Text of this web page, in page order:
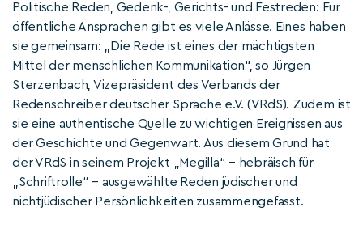
Politische Reden, Gedenk-, Gerichts- und Festreden: Für
öffentliche Ansprachen gibt es viele Anlässe. Eines haben
sie gemeinsam: „Die Rede ist eines der mächtigsten
Mittel der menschlichen Kommunikation“, so Jürgen
Sterzenbach, Vizepräsident des Verbands der
Redenschreiber deutscher Sprache e.V. (VRdS). Zudem ist
sie eine authentische Quelle zu wichtigen Ereignissen aus
der Geschichte und Gegenwart. Aus diesem Grund hat
der VRdS in seinem Projekt „Megilla“ – hebräisch für
„Schriftrolle“ – ausgewählte Reden jüdischer und
nichtjüdischer Persönlichkeiten zusammengefasst.